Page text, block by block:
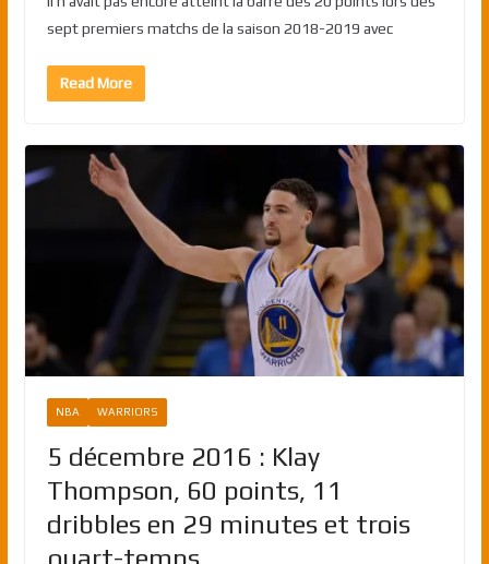
sept premiers matchs de la saison 2018-2019 avec
Read More
NBA WARRIORS
5 décembre 2016 : Klay
Thompson, 60 points, 11
dribbles en 29 minutes et trois
quart-temps